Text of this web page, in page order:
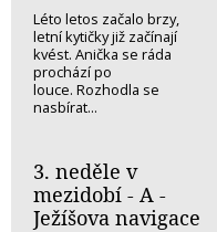
Léto letos začalo brzy,
letní kytičky již začínají
kvést. Anička se ráda
prochází po
louce. Rozhodla se
nasbírat...
3. neděle v
mezidobí - A -
Ježíšova navigace